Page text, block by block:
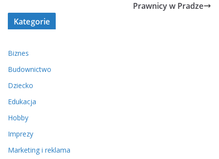
Prawnicy w Pradze
Kategorie
Biznes
Budownictwo
Dziecko
Edukacja
Hobby
Imprezy
Marketing i reklama